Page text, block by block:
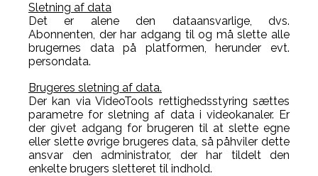
Sletning af data
Det er alene den dataansvarlige, dvs.
Abonnenten, der har adgang til og må slette alle
brugernes data på platformen, herunder evt.
persondata.
Brugeres sletning af data.
Der kan via VideoTools rettighedsstyring sættes
parametre for sletning af data i videokanaler. Er
der givet adgang for brugeren til at slette egne
eller slette øvrige brugeres data, så påhviler dette
ansvar den administrator, der har tildelt den
enkelte brugers sletteret til indhold.